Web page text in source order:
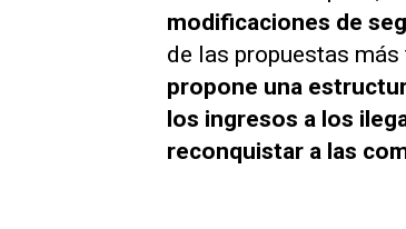
modificaciones de
de las propuestas
propone una
los ingresos a los
reconquistar a las